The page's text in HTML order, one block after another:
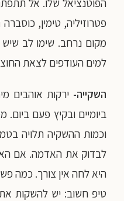
הפוטנציאל שלו. אל
פטרוזיליה, טימין,
מקום נרחב. שימו לב שיש
למים העודפים לצאת
השקייה- ירקות אוהבים
ביומיים ובקיץ פעם ביום.
וכמות ההשקיה תלויה
לבדוק את האדמה. אם
היא לחה אין צורך. כמה
טיפ חשוב: יש להשקות